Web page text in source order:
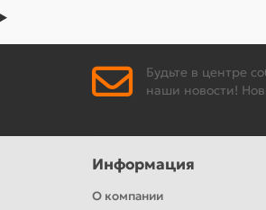
Будьте в центре
наши новости!
Информация
О компании